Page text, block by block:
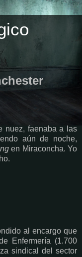
nuez, faenaba a las
aún de noche,
en Miraconcha. Yo
al encargo que
Enfermería (1.700
sindical del sector